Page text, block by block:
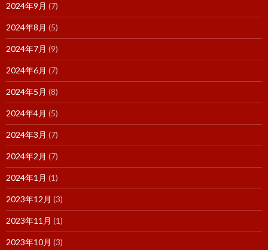
2024年9月 (7)
2024年8月 (5)
2024年7月 (9)
2024年6月 (7)
2024年5月 (8)
2024年4月 (5)
2024年3月 (7)
2024年2月 (7)
2024年1月 (1)
2023年12月 (3)
2023年11月 (1)
2023年10月 (3)